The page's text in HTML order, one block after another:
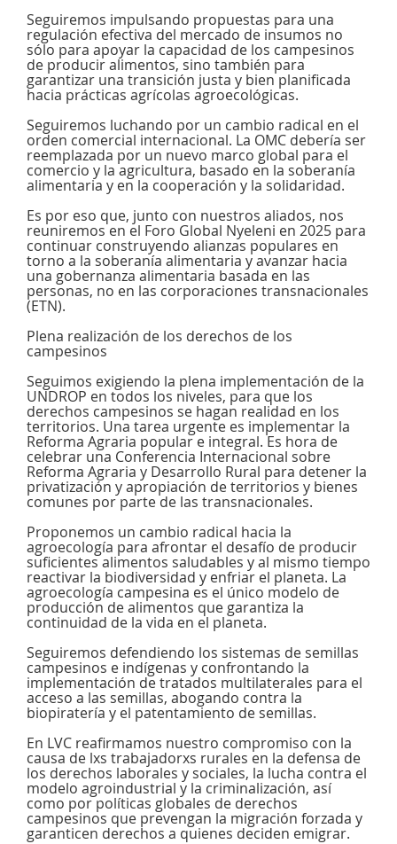
Seguiremos impulsando propuestas para una
regulación efectiva del mercado de insumos no
sólo para apoyar la capacidad de los campesinos
de producir alimentos, sino también para
garantizar una transición justa y bien planificada
hacia prácticas agrícolas agroecológicas.
Seguiremos luchando por un cambio radical en el
orden comercial internacional. La OMC debería ser
reemplazada por un nuevo marco global para el
comercio y la agricultura, basado en la soberanía
alimentaria y en la cooperación y la solidaridad.
Es por eso que, junto con nuestros aliados, nos
reuniremos en el Foro Global Nyeleni en 2025 para
continuar construyendo alianzas populares en
torno a la soberanía alimentaria y avanzar hacia
una gobernanza alimentaria basada en las
personas, no en las corporaciones transnacionales
(ETN).
Plena realización de los derechos de los
campesinos
Seguimos exigiendo la plena implementación de la
UNDROP en todos los niveles, para que los
derechos campesinos se hagan realidad en los
territorios. Una tarea urgente es implementar la
Reforma Agraria popular e integral. Es hora de
celebrar una Conferencia Internacional sobre
Reforma Agraria y Desarrollo Rural para detener la
privatización y apropiación de territorios y bienes
comunes por parte de las transnacionales.
Proponemos un cambio radical hacia la
agroecología para afrontar el desafío de producir
suficientes alimentos saludables y al mismo tiempo
reactivar la biodiversidad y enfriar el planeta. La
agroecología campesina es el único modelo de
producción de alimentos que garantiza la
continuidad de la vida en el planeta.
Seguiremos defendiendo los sistemas de semillas
campesinos e indígenas y confrontando la
implementación de tratados multilaterales para el
acceso a las semillas, abogando contra la
biopiratería y el patentamiento de semillas.
En LVC reafirmamos nuestro compromiso con la
causa de lxs trabajadorxs rurales en la defensa de
los derechos laborales y sociales, la lucha contra el
modelo agroindustrial y la criminalización, así
como por políticas globales de derechos
campesinos que prevengan la migración forzada y
garanticen derechos a quienes deciden emigrar.